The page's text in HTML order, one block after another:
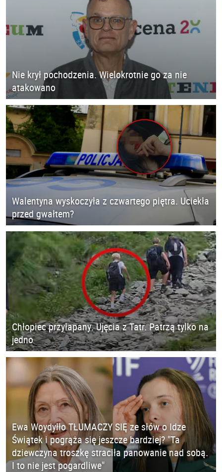
Nie krył pochodzenia. Wielokrotnie go za nie
atakowano
Walentyna wyskoczyła z czwartego piętra. Uciekła
przed gwałtem?
Chłopiec przyłapany. Ujęcia z Tatr. Patrzą tylko na
jedno
Ewa Woydyłło TŁUMACZY SIĘ ze słów o Idze
Świątek i pogrąża się jeszcze bardziej? "Ta
dziewczyna troszkę straciła panowanie nad sobą.
I to nie jest pogardliwe"